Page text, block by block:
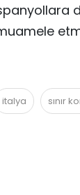
italya sınır